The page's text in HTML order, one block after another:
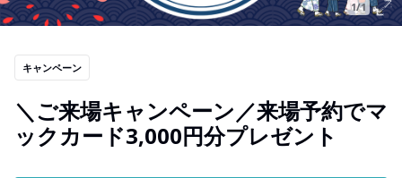
1/1
キャンペーン
＼ご来場キャンペーン／来場予約でマ
ックカード3,000円分プレゼント